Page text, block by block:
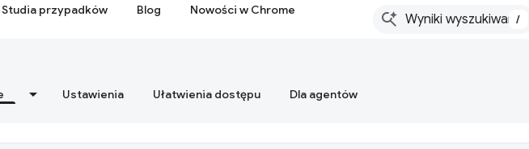
Studia przypadków Blog Nowości w Chrome
/
Ustawienia Ułatwienia dostępu Dla agentów